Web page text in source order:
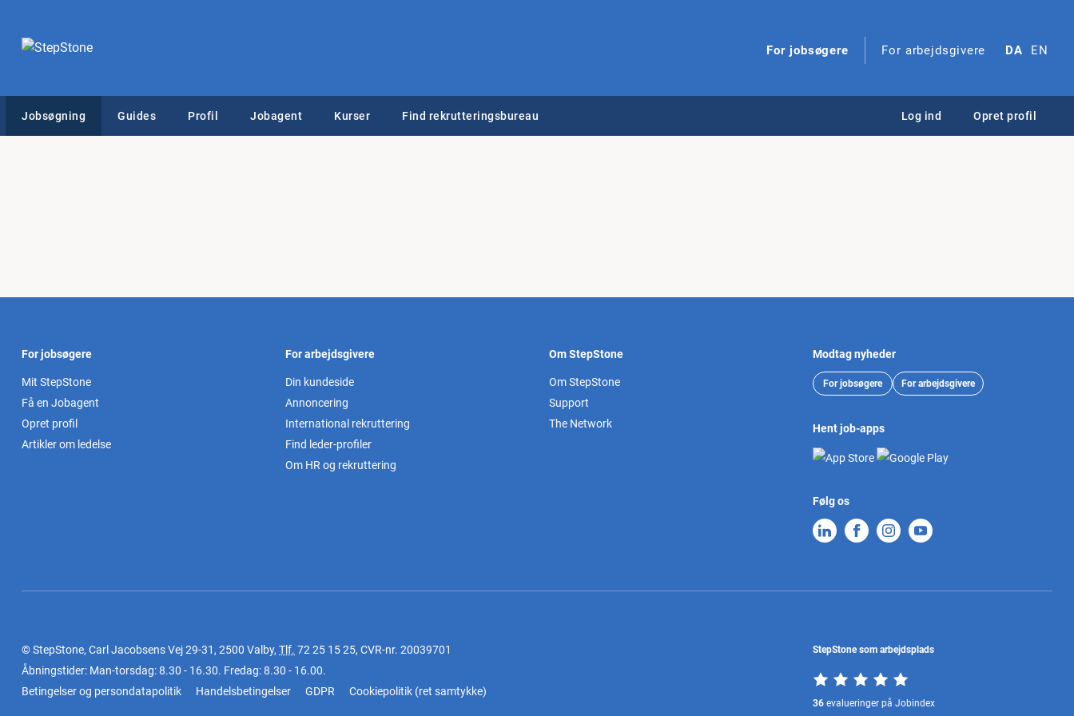
For jobsøgere For arbejdsgivere DA EN
Jobsøgning Guides Profil Jobagent Kurser Find rekrutteringsbureau Log ind Opret profil
For jobsøgere
Mit StepStone
Få en Jobagent
Opret profil
Artikler om ledelse
For arbejdsgivere
Din kundeside
Annoncering
International rekruttering
Find leder-profiler
Om HR og rekruttering
Om StepStone
Om StepStone
Support
The Network
Modtag nyheder
For jobsøgere For arbejdsgivere
Hent job-apps
Følg os
© StepStone, Carl Jacobsens Vej 29-31, 2500 Valby, Tlf. 72 25 15 25, CVR-nr. 20039701
Åbningstider: Man-torsdag: 8.30 - 16.30. Fredag: 8.30 - 16.00.
Betingelser og persondatapolitik
Handelsbetingelser GDPR Cookiepolitik (ret samtykke)
StepStone som arbejdsplads
36 evalueringer på Jobindex